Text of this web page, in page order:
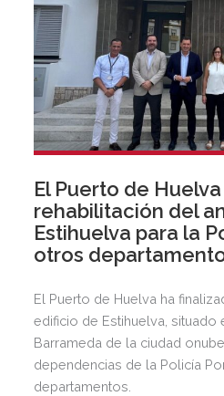
El Puerto de
rehabilitación del
Estihuelva para la
otros
El Puerto de Huelva ha
edificio de Estihuelva, situado
Barrameda de la ciudad
dependencias de la Policía
departamentos.